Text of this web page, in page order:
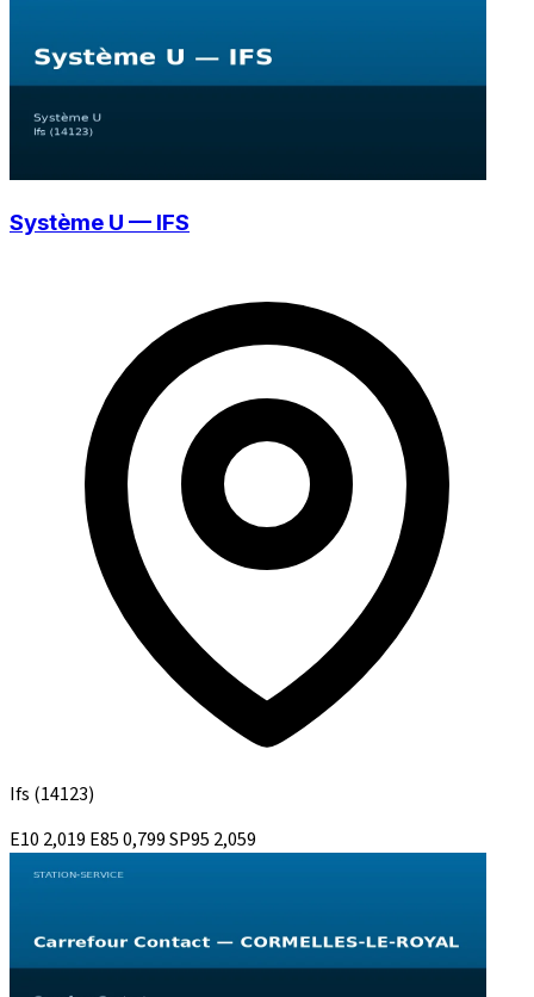
Système U — IFS
Ifs (14123)
E10 2,019 E850,799SP95 2,059